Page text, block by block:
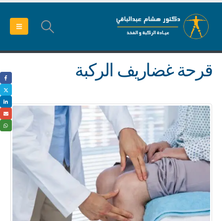
قرحة غضاريف الركبة